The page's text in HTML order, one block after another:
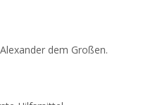
dem Großen.